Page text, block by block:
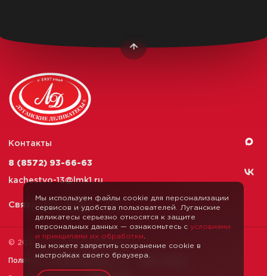
Мы используем файлы cookie для персонализации
сервисов и удобства пользователей. Луганские
деликатесы серьезно относятся к защите
персональных данных — ознакомьтесь с условиями
и принципами их обработки
Вы можете запретить сохранение cookie в
настройках своего браузера.
Контакты
8 (8572) 93-66-63
kachestvo-13@lmk1.ru
Связаться с нами
© 2026 Луганские Деликатесы
Политика конфиденциальности Карта сайта